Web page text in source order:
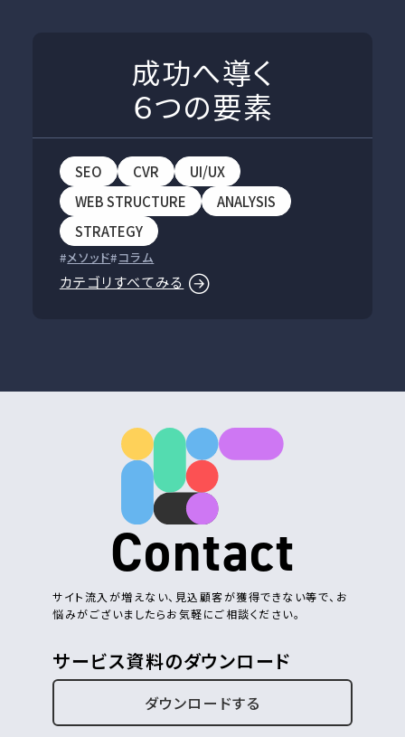
成功へ導く
６つの要素
SEO CVR
UI/UX
WEB STRUCTURE
ANALYSIS
STRATEGY
メソッド コラム
カテゴリすべてみる
Contact
サイト流入が増えない、見込顧客が獲得できない等で、お
悩みがございましたらお気軽にご相談ください。
サービス資料のダウンロード
ダウンロードする